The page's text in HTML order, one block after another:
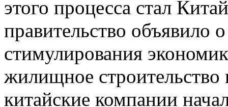
этого процесса стал
правительство объявило
стимулирования
жилищное строительство
китайские компании